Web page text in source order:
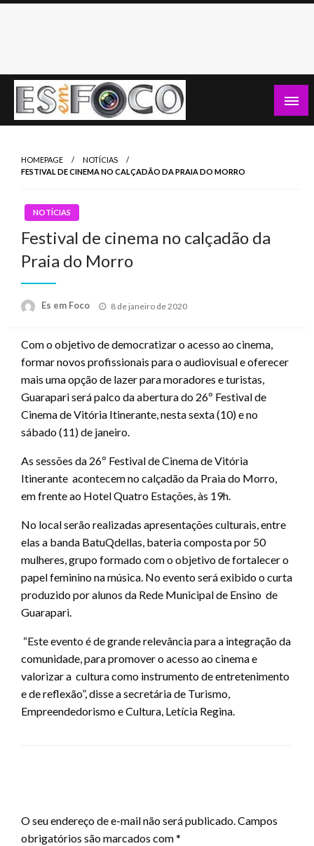
Skip
HOMEPAGE
NOTÍCIAS
FESTIVAL DE CINEMA NO CALÇADÃO DA PRAIA DO MORRO
NOTÍCIAS
Festival de cinema no calçadão da
Praia do Morro
Es em Foco
Posted
8 de janeiro de 2020
Com o objetivo de democratizar o acesso ao cinema,
formar novos profissionais para o audiovisual e oferecer
mais uma opção de lazer para moradores e turistas,
Guarapari será palco da abertura do 26º Festival de
Cinema de Vitória Itinerante, nesta sexta (10) e no
sábado (11) de janeiro.
As sessões da 26º Festival de Cinema de Vitória
Itinerante acontecem no calçadão da Praia do Morro,
em frente ao Hotel Quatro Estações, às 19h.
No local serão realizadas apresentações culturais, entre
elas a banda BatuQdellas, bateria composta por 50
mulheres, grupo formado com o objetivo de fortalecer o
papel feminino na música. No evento será exibido o curta
produzido por alunos da Rede Municipal de Ensino de
Guarapari.
“Este evento é de grande relevância para a integração da
comunidade, para promover o acesso ao cinema e
valorizar a cultura como instrumento de entretenimento
e de reflexão”, disse a secretária de Turismo,
Empreendedorismo e Cultura, Letícia Regina.
O seu endereço de e-mail não será publicado.Campos
obrigatórios são marcados com*